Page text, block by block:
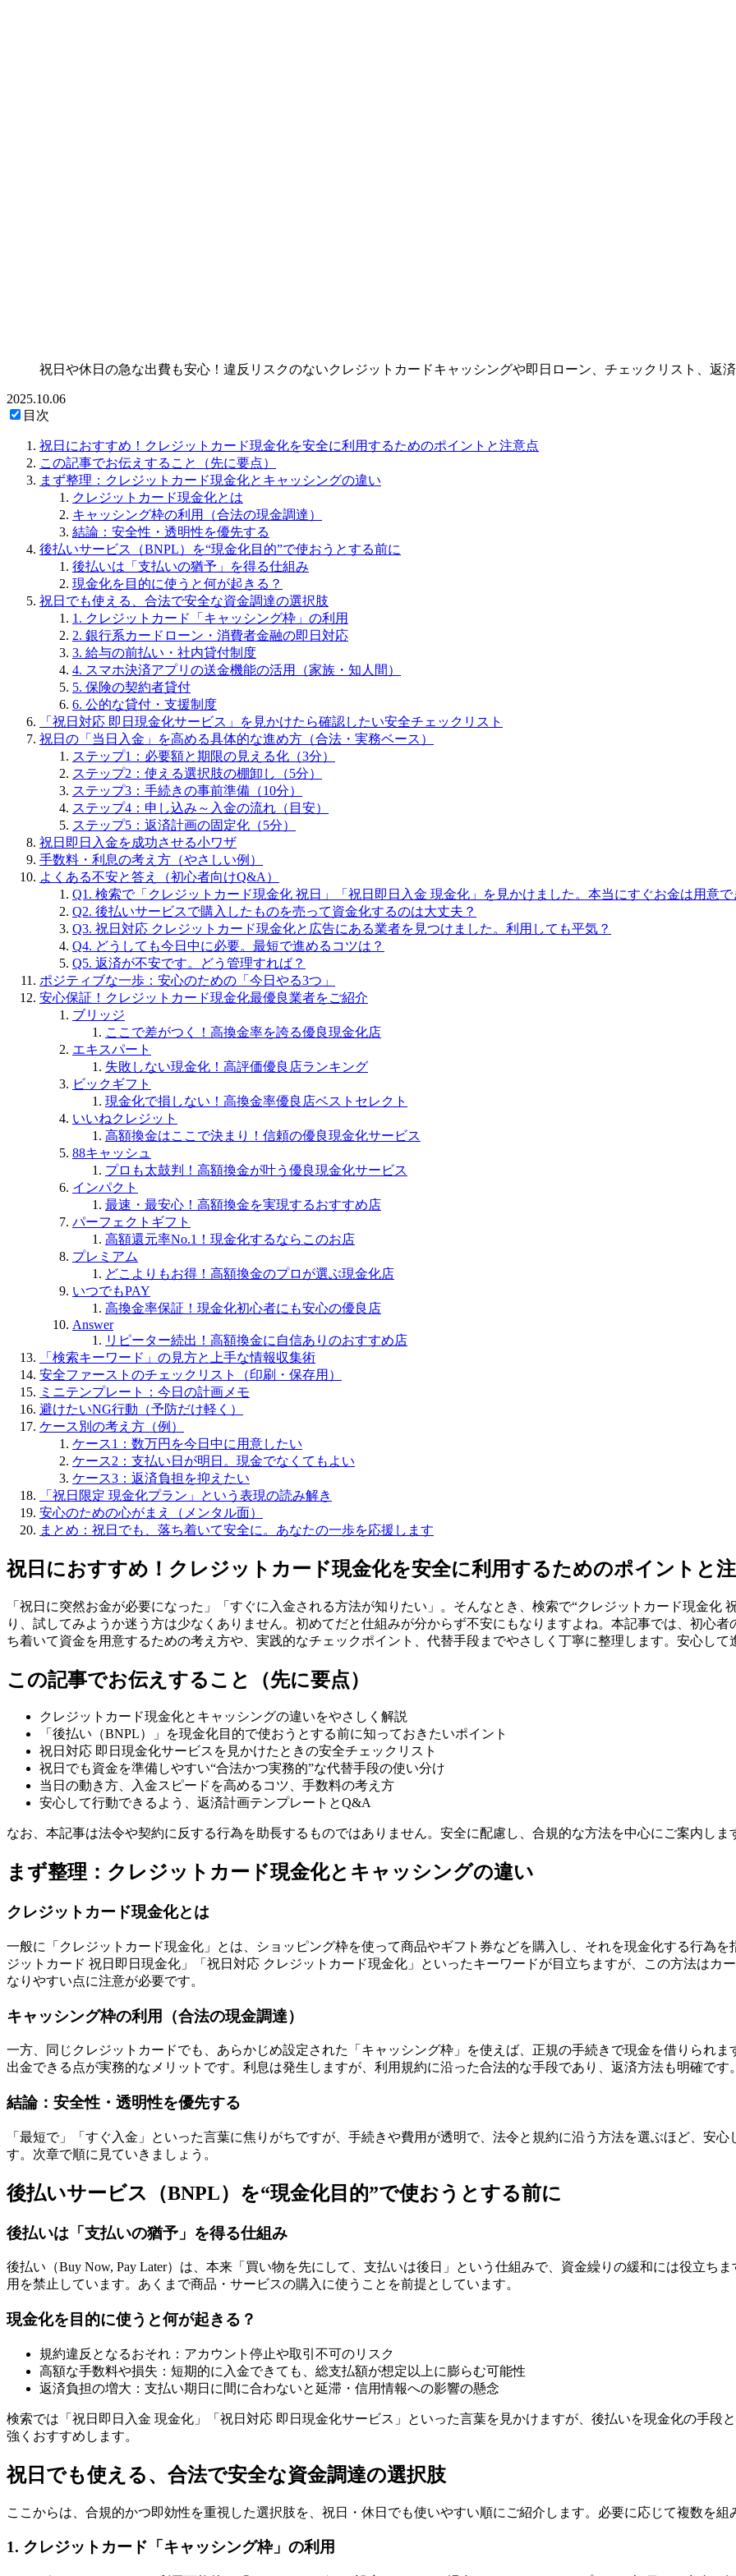
祝日や休日の急な出費も安心！違反リスクのないクレジットカードキャッシングや即日ローン、チェックリスト、返
2025.10.06
目次
祝日におすすめ！クレジットカード現金化を安全に利用するためのポイントと注意点
この記事でお伝えすること（先に要点）
まず整理：クレジットカード現金化とキャッシングの違い
クレジットカード現金化とは
キャッシング枠の利用（合法の現金調達）
結論：安全性・透明性を優先する
後払いサービス（BNPL）を“現金化目的”で使おうとする前に
後払いは「支払いの猶予」を得る仕組み
現金化を目的に使うと何が起きる？
祝日でも使える、合法で安全な資金調達の選択肢
1. クレジットカード「キャッシング枠」の利用
2. 銀行系カードローン・消費者金融の即日対応
3. 給与の前払い・社内貸付制度
4. スマホ決済アプリの送金機能の活用（家族・知人間）
5. 保険の契約者貸付
6. 公的な貸付・支援制度
「祝日対応 即日現金化サービス」を見かけたら確認したい安全チェックリスト
祝日の「当日入金」を高める具体的な進め方（合法・実務ベース）
ステップ1：必要額と期限の見える化（3分）
ステップ2：使える選択肢の棚卸し（5分）
ステップ3：手続きの事前準備（10分）
ステップ4：申し込み～入金の流れ（目安）
ステップ5：返済計画の固定化（5分）
祝日即日入金を成功させる小ワザ
手数料・利息の考え方（やさしい例）
よくある不安と答え（初心者向けQ&A）
Q1. 検索で「クレジットカード現金化 祝日」「祝日即日入金 現金化」を見かけました。本当にすぐお金は用意で
Q2. 後払いサービスで購入したものを売って資金化するのは大丈夫？
Q3. 祝日対応 クレジットカード現金化と広告にある業者を見つけました。利用しても平気？
Q4. どうしても今日中に必要。最短で進めるコツは？
Q5. 返済が不安です。どう管理すれば？
ポジティブな一歩：安心のための「今日やる3つ」
安心保証！クレジットカード現金化最優良業者をご紹介
ブリッジ
ここで差がつく！高換金率を誇る優良現金化店
エキスパート
失敗しない現金化！高評価優良店ランキング
ビックギフト
現金化で損しない！高換金率優良店ベストセレクト
いいねクレジット
高額換金はここで決まり！信頼の優良現金化サービス
88キャッシュ
プロも太鼓判！高額換金が叶う優良現金化サービス
インパクト
最速・最安心！高額換金を実現するおすすめ店
パーフェクトギフト
高額還元率No.1！現金化するならこのお店
プレミアム
どこよりもお得！高額換金のプロが選ぶ現金化店
いつでもPAY
高換金率保証！現金化初心者にも安心の優良店
Answer
リピーター続出！高額換金に自信ありのおすすめ店
「検索キーワード」の見方と上手な情報収集術
安全ファーストのチェックリスト（印刷・保存用）
ミニテンプレート：今日の計画メモ
避けたいNG行動（予防だけ軽く）
ケース別の考え方（例）
ケース1：数万円を今日中に用意したい
ケース2：支払い日が明日。現金でなくてもよい
ケース3：返済負担を抑えたい
「祝日限定 現金化プラン」という表現の読み解き
安心のための心がまえ（メンタル面）
まとめ：祝日でも、落ち着いて安全に。あなたの一歩を応援します
祝日におすすめ！クレジットカード現金化を安全に利用するためのポイントと
「祝日に突然お金が必要になった」「すぐに入金される方法が知りたい」。そんなとき、検索で“クレジットカード現金化
り、試してみようか迷う方は少なくありません。初めてだと仕組みが分からず不安にもなりますよね。本記事では、初心
ち着いて資金を用意するための考え方や、実践的なチェックポイント、代替手段までやさしく丁寧に整理します。安心して
この記事でお伝えすること（先に要点）
クレジットカード現金化とキャッシングの違いをやさしく解説
「後払い（BNPL）」を現金化目的で使おうとする前に知っておきたいポイント
祝日対応 即日現金化サービスを見かけたときの安全チェックリスト
祝日でも資金を準備しやすい“合法かつ実務的”な代替手段の使い分け
当日の動き方、入金スピードを高めるコツ、手数料の考え方
安心して行動できるよう、返済計画テンプレートとQ&A
なお、本記事は法令や契約に反する行為を助長するものではありません。安全に配慮し、合規的な方法を中心にご案内しま
まず整理：クレジットカード現金化とキャッシングの違い
クレジットカード現金化とは
一般に「クレジットカード現金化」とは、ショッピング枠を使って商品やギフト券などを購入し、それを現金化する行為
ジットカード 祝日即日現金化」「祝日対応 クレジットカード現金化」といったキーワードが目立ちますが、この方法はカ
なりやすい点に注意が必要です。
キャッシング枠の利用（合法の現金調達）
一方、同じクレジットカードでも、あらかじめ設定された「キャッシング枠」を使えば、正規の手続きで現金を借りられ
出金できる点が実務的なメリットです。利息は発生しますが、利用規約に沿った合法的な手段であり、返済方法も明確です。
結論：安全性・透明性を優先する
「最短で」「すぐ入金」といった言葉に焦りがちですが、手続きや費用が透明で、法令と規約に沿う方法を選ぶほど、安
す。次章で順に見ていきましょう。
後払いサービス（BNPL）を“現金化目的”で使おうとする前に
後払いは「支払いの猶予」を得る仕組み
後払い（Buy Now, Pay Later）は、本来「買い物を先にして、支払いは後日」という仕組みで、資金繰りの緩和には役立ち
用を禁止しています。あくまで商品・サービスの購入に使うことを前提としています。
現金化を目的に使うと何が起きる？
規約違反となるおそれ：アカウント停止や取引不可のリスク
高額な手数料や損失：短期的に入金できても、総支払額が想定以上に膨らむ可能性
返済負担の増大：支払い期日に間に合わないと延滞・信用情報への影響の懸念
検索では「祝日即日入金 現金化」「祝日対応 即日現金化サービス」といった言葉を見かけますが、後払いを現金化の手段
強くおすすめします。
祝日でも使える、合法で安全な資金調達の選択肢
ここからは、合規的かつ即効性を重視した選択肢を、祝日・休日でも使いやすい順にご紹介します。必要に応じて複数を組
1. クレジットカード「キャッシング枠」の利用